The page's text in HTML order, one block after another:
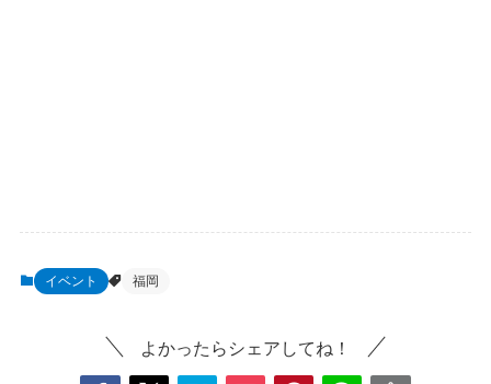
イベント 福岡
よかったらシェアしてね！